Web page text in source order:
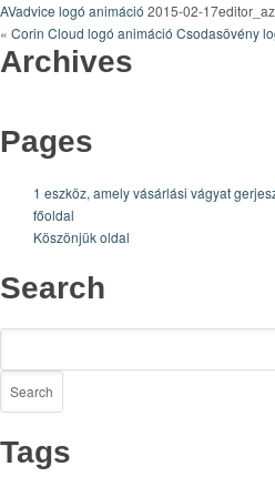
AVadvice logó animáció 2015-02-17editor_az
« Corin Cloud logó animáció Csodasövény
Archives
Pages
1 eszköz, amely vásárlási vágyat
főoldal
Köszönjük oldal
Search
Tags